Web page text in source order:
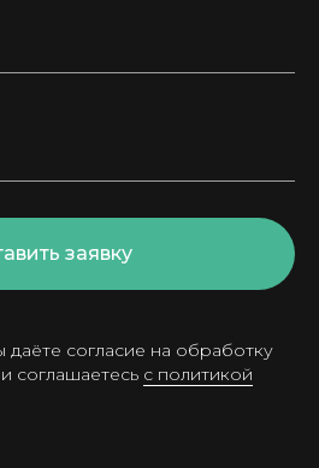
заявку
даёте согласие на обработку
соглашаетесь с политикой